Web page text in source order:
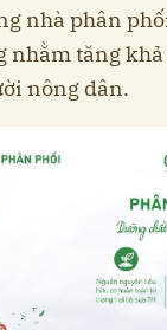
nhà phân
nhằm tăng
nông dân.